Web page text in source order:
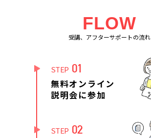
FLOW
受講、アフターサポートの流れ
STEP 01
無料オンライン
説明会に参加
STEP 02